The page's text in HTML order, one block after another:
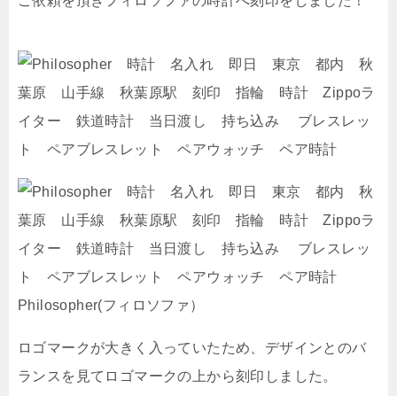
ロゴマークが大きく入っていたため、デザインとのバ
ランスを見てロゴマークの上から刻印しました。